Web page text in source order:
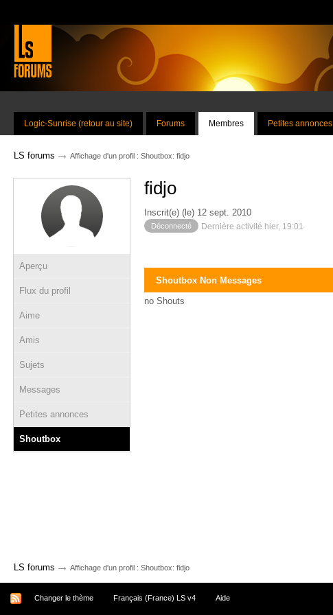
Logic-Sunrise (retour au site) Forums Membres Petites annonces
LS forums → Affichage d'un profil : Shoutbox: fidjo
Aperçu
Flux du profil
Aime
Amis
Sujets
Messages
Petites annonces
Shoutbox
fidjo
Inscrit(e) (le) 12 sept. 2010
Déconnecté Dernière activité hier, 19:01
Shoutbox Non Messages
no Shouts
LS forums → Affichage d'un profil : Shoutbox: fidjo
Changer le thème Français (France) LS v4 Aide